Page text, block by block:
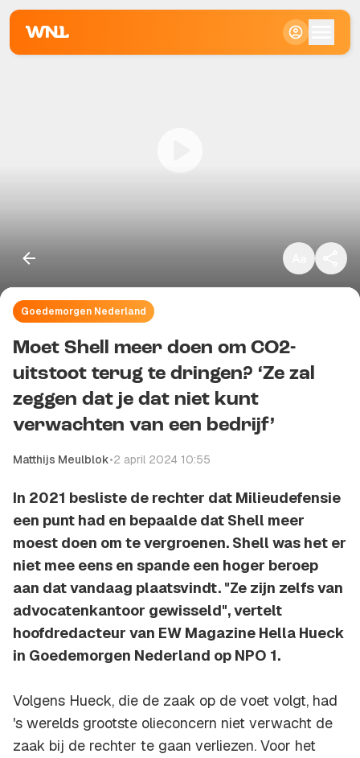
Goedemorgen Nederland
Moet Shell meer doen om CO2-
uitstoot terug te dringen? ‘Ze zal
zeggen dat je dat niet kunt
verwachten van een bedrijf’
Matthijs Meulblok•2 april 2024 10:55
In 2021 besliste de rechter dat Milieudefensie
een punt had en bepaalde dat Shell meer
moest doen om te vergroenen. Shell was het er
niet mee eens en spande een hoger beroep
aan dat vandaag plaatsvindt. "Ze zijn zelfs van
advocatenkantoor gewisseld", vertelt
hoofdredacteur van EW Magazine Hella Hueck
in Goedemorgen Nederland op NPO 1.
Volgens Hueck, die de zaak op de voet volgt, had
's werelds grootste olieconcern niet verwacht de
zaak bij de rechter te gaan verliezen. Voor het